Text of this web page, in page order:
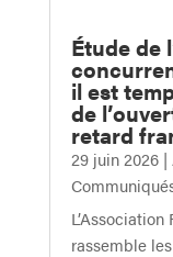
Étude de
il est
de
retard
29 juin 2026|
rassemble